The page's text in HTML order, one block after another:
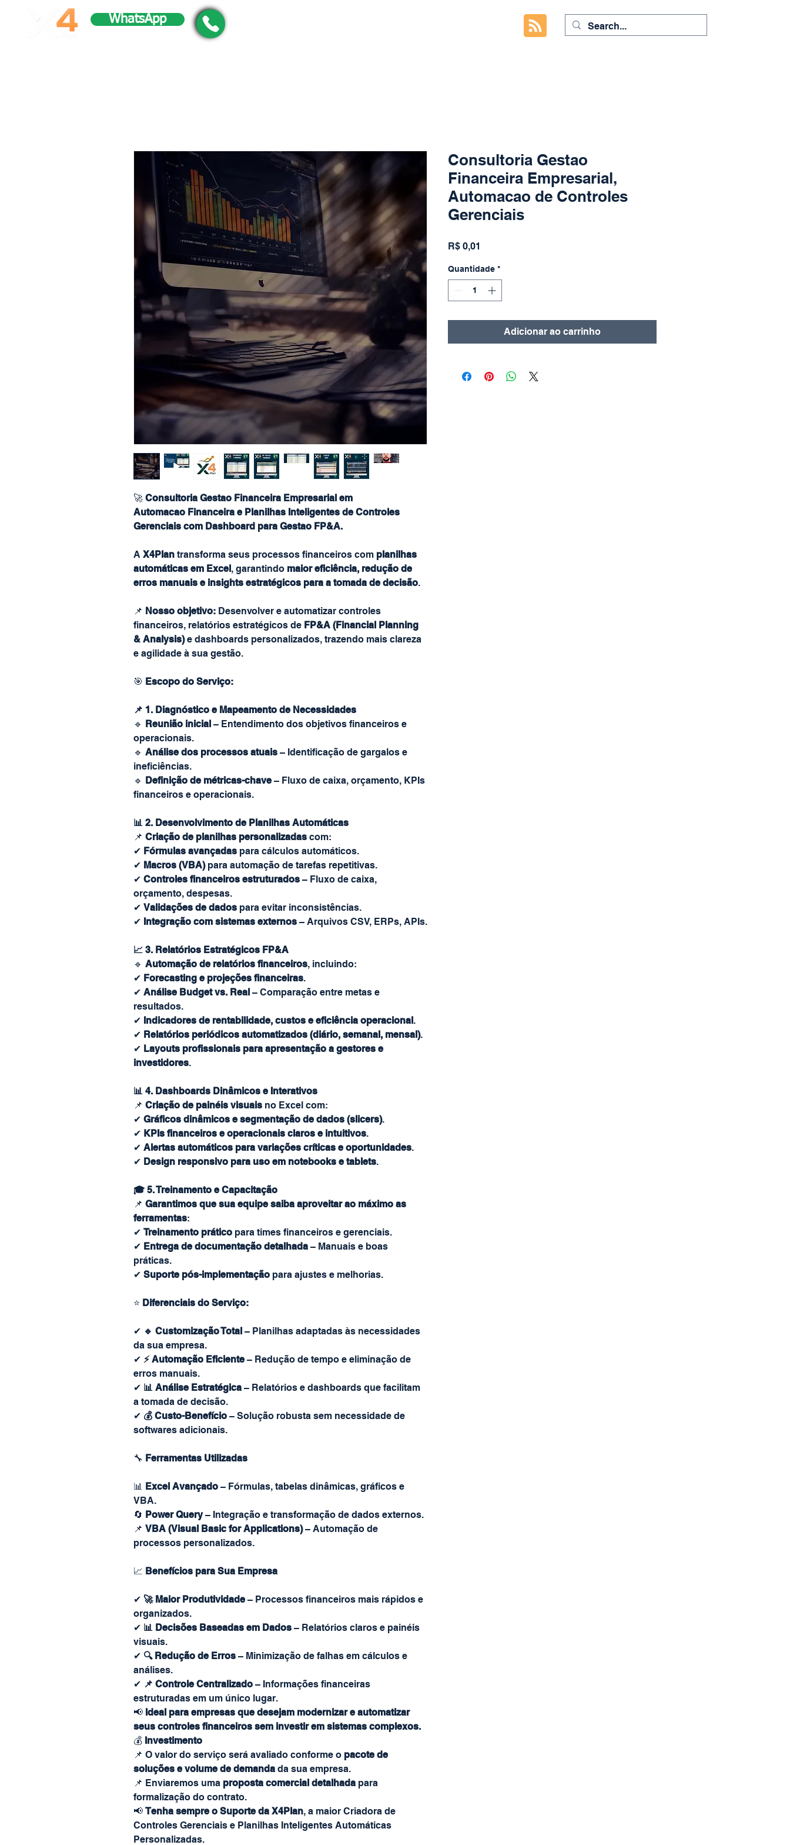
WhatsApp
🚀 Consultoria Gestao Financeira Empresarial em
Automacao Financeira e Planilhas Inteligentes de Controles
Gerenciais com Dashboard para Gestao FP&A.
A X4Plan transforma seus processos financeiros com planilhas
automáticas em Excel, garantindo maior eficiência, redução de
erros manuais e insights estratégicos para a tomada de decisão.
📌 Nosso objetivo: Desenvolver e automatizar controles
financeiros, relatórios estratégicos de FP&A (Financial Planning
& Analysis)e dashboards personalizados, trazendo mais clareza
e agilidade à sua gestão.
🎯 Escopo do Serviço:
📌 1. Diagnóstico e Mapeamento de Necessidades
🔹 Reunião inicial – Entendimento dos objetivos financeiros e
operacionais.
🔹 Análise dos processos atuais – Identificação de gargalos e
ineficiências.
🔹 Definição de métricas-chave– Fluxo de caixa, orçamento, KPIs
financeiros e operacionais.
📊 2. Desenvolvimento de Planilhas Automáticas
📌 Criação de planilhas personalizadas com:
✔ Fórmulas avançadas para cálculos automáticos.
✔ Macros (VBA)para automação de tarefas repetitivas.
✔ Controles financeiros estruturados – Fluxo de caixa,
orçamento, despesas.
✔ Validações de dados para evitar inconsistências.
✔ Integração com sistemas externos – Arquivos CSV, ERPs, APIs.
📈 3. Relatórios Estratégicos FP&A
🔹 Automação de relatórios financeiros, incluindo:
✔ Forecasting e projeções financeiras.
✔ Análise Budget vs. Real – Comparação entre metas e
resultados.
✔ Indicadores de rentabilidade, custos e eficiência operacional.
✔ Relatórios periódicos automatizados (diário, semanal, mensal).
✔ Layouts profissionais para apresentação a gestores e
investidores.
📊 4. Dashboards Dinâmicos e Interativos
📌 Criação de painéis visuais no Excel com:
✔ Gráficos dinâmicos e segmentação de dados (slicers).
✔ KPIs financeiros e operacionais claros e intuitivos.
✔ Alertas automáticos para variações críticas e oportunidades.
✔ Design responsivo para uso em notebooks e tablets.
🎓 5. Treinamento e Capacitação
📌 Garantimos que sua equipe saiba aproveitar ao máximo as
ferramentas:
✔ Treinamento prático para times financeiros e gerenciais.
✔ Entrega de documentação detalhada – Manuais e boas
práticas.
✔ Suporte pós-implementação para ajustes e melhorias.
⭐ Diferenciais do Serviço:
✔ 🔹 Customização Total – Planilhas adaptadas às necessidades
da sua empresa.
✔ ⚡ Automação Eficiente– Redução de tempo e eliminação de
erros manuais.
✔ 📊 Análise Estratégica – Relatórios e dashboards que facilitam
a tomada de decisão.
✔ 💰 Custo-Benefício – Solução robusta sem necessidade de
softwares adicionais.
🔧 Ferramentas Utilizadas
📊 Excel Avançado – Fórmulas, tabelas dinâmicas, gráficos e
VBA.
🔄 Power Query– Integração e transformação de dados externos.
📌 VBA (Visual Basic for Applications)– Automação de
processos personalizados.
📈 Benefícios para Sua Empresa
✔ 🚀 Maior Produtividade– Processos financeiros mais rápidos e
organizados.
✔ 📊 Decisões Baseadas em Dados – Relatórios claros e painéis
visuais.
✔ 🔍 Redução de Erros – Minimização de falhas em cálculos e
análises.
✔ 📌 Controle Centralizado – Informações financeiras
estruturadas em um único lugar.
📢 Ideal para empresas que desejam modernizar e automatizar
seus controles financeiros sem investir em sistemas complexos.
💰 Investimento
📌 O valor do serviço será avaliado conforme o pacote de
soluções e volume de demanda da sua empresa.
📌 Enviaremos uma proposta comercial detalhada para
formalização do contrato.
📢 Tenha sempre o Suporte da X4Plan, a maior Criadora de
Controles Gerenciais e Planilhas Inteligentes Automáticas
Personalizadas.
Consultoria Gestao
Financeira Empresarial,
Automacao de Controles
Gerenciais
R$ 0,01
Quantidade *
Adicionar ao carrinho